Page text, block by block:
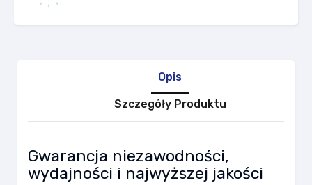
Opis
Szczegóły Produktu
Gwarancja niezawodności,
wydajności i najwyższej jakości